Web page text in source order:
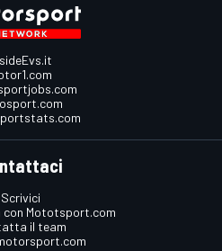
Scrivici
con Mototsport.com
il team